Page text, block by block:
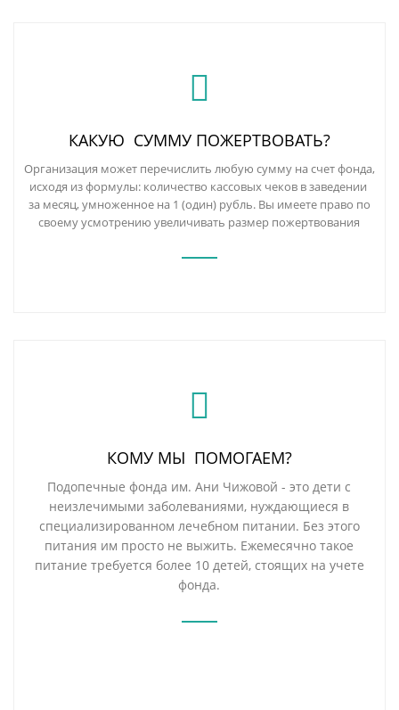
КАКУЮ СУММУ ПОЖЕРТВОВАТЬ?
Организация может перечислить любую сумму на счет фонда,
исходя из формулы: количество кассовых чеков в заведении
за месяц, умноженное на 1 (один) рубль. Вы имеете право по
своему усмотрению увеличивать размер пожертвования
КОМУ МЫ ПОМОГАЕМ?
Подопечные фонда им. Ани Чижовой - это дети с
неизлечимыми заболеваниями, нуждающиеся в
специализированном лечебном питании. Без этого
питания им просто не выжить. Ежемесячно такое
питание требуется более 10 детей, стоящих на учете
фонда.